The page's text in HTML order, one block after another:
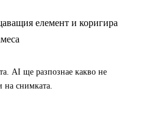
елемент и коригира
AI ще разпознае какво не
на снимката.